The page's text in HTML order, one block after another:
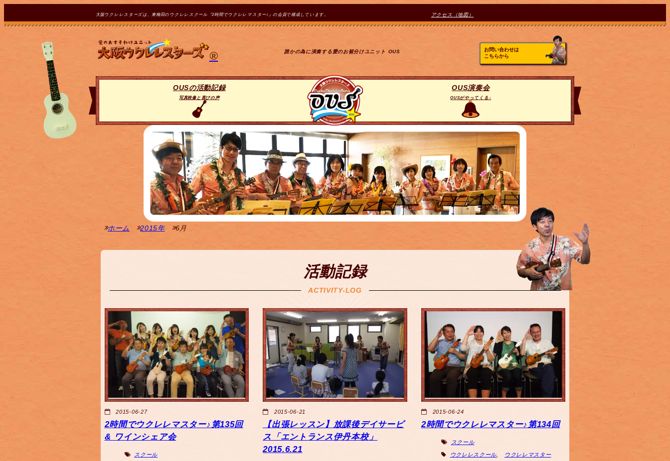
大阪ウクレレスターズは、東梅田のウクレレスクール『2時間でウクレレマスター♪』の会員で構成しています。 アクセス（地図）
® 誰かの為に演奏する愛のお裾分けユニット OUS
お問い合わせは
こちらから
OUSの活動記録
写真映像と喜びの声
OUS演奏会
OUSがやってくる♪
ホーム 2015年 6月
活動記録
ACTIVITY-LOG
2015-06-27
2時間でウクレレマスター♪第135回
& ワインシェア会
スクール
2015-06-21
【出張レッスン】放課後デイサービ
ス「エントランス伊丹本校」
2015.6.21
2015-06-24
2時間でウクレレマスター♪第134回
スクール
ウクレレスクール ウクレレマスター